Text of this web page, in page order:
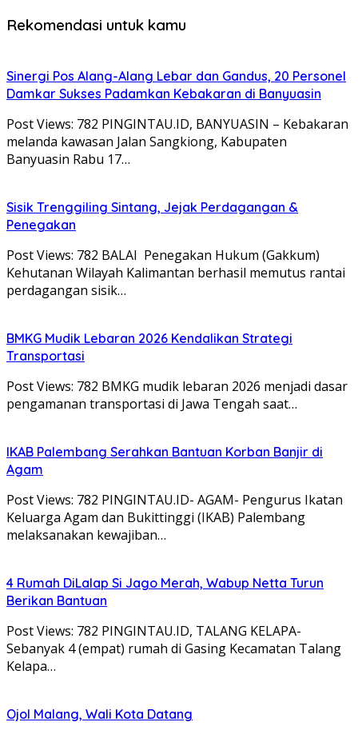
Rekomendasi untuk kamu
Sinergi Pos Alang-Alang Lebar dan Gandus, 20 Personel
Damkar Sukses Padamkan Kebakaran di Banyuasin
Post Views: 782 PINGINTAU.ID, BANYUASIN – Kebakaran
melanda kawasan Jalan Sangkiong, Kabupaten
Banyuasin Rabu 17…
Sisik Trenggiling Sintang, Jejak Perdagangan &
Penegakan
Post Views: 782 BALAI Penegakan Hukum (Gakkum)
Kehutanan Wilayah Kalimantan berhasil memutus rantai
perdagangan sisik…
BMKG Mudik Lebaran 2026 Kendalikan Strategi
Transportasi
Post Views: 782 BMKG mudik lebaran 2026 menjadi dasar
pengamanan transportasi di Jawa Tengah saat…
IKAB Palembang Serahkan Bantuan Korban Banjir di
Agam
Post Views: 782 PINGINTAU.ID- AGAM- Pengurus Ikatan
Keluarga Agam dan Bukittinggi (IKAB) Palembang
melaksanakan kewajiban…
4 Rumah DiLalap Si Jago Merah, Wabup Netta Turun
Berikan Bantuan
Post Views: 782 PINGINTAU.ID, TALANG KELAPA-
Sebanyak 4 (empat) rumah di Gasing Kecamatan Talang
Kelapa…
Ojol Malang, Wali Kota Datang